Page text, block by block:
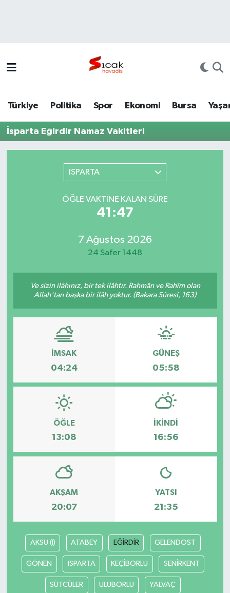
Türkiye Politika Spor Ekonomi Bursa
İsparta Eğirdir Namaz Vakitleri
ISPARTA
ÖĞLE VAKTINE KALAN SÜRE
41:47
7 Ağustos 2026
24 Safer 1448
Ve sizin ilâhınız, bir tek ilâhtır. Rahmân ve Rahîm olan
Allah'tan başka bir ilâh yoktur. (Bakara Sûresi, 163)
İMSAK
04:24
GÜNEŞ
05:58
ÖĞLE
13:08
İKINDI
16:56
AKŞAM
20:07
YATSI
21:35
AKSU (I) ATABEY EĞİRDİR GELENDOST
GÖNEN ISPARTA KEÇİBORLU SENİRKENT
SÜTCÜLER ULUBORLU YALVAÇ
Politika
Sağlık
Magazin
Gündem
Teknoloji
Genel
Tüm Manşetler
Son Dakika Haberleri
Haber Arşivi